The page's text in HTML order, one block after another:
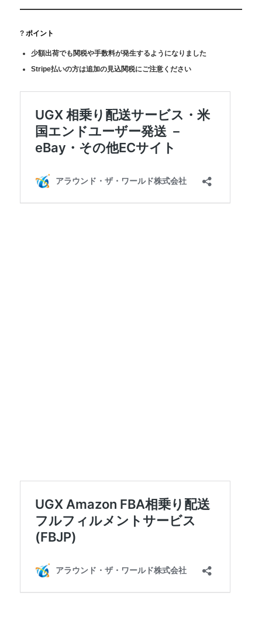
? ポイント
少額出荷でも関税や手数料が発生するようになりました
Stripe払いの方は追加の見込関税にご注意ください